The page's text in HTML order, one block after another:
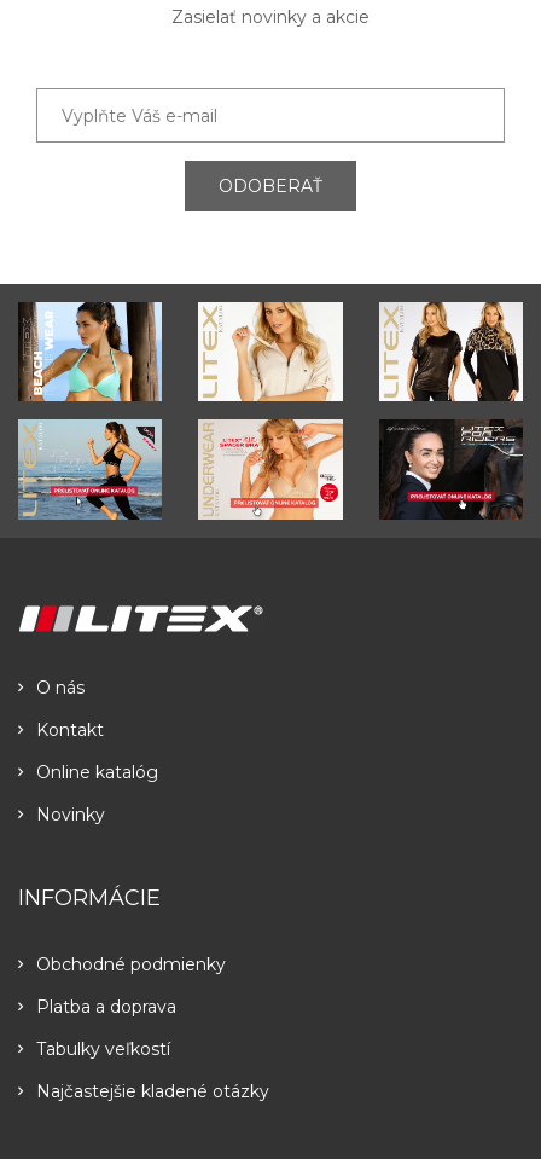
Zasielať novinky a akcie
ODOBERAŤ
O nás
Kontakt
Online katalóg
Novinky
INFORMÁCIE
Obchodné podmienky
Platba a doprava
Tabulky veľkostí
Najčastejšie kladené otázky